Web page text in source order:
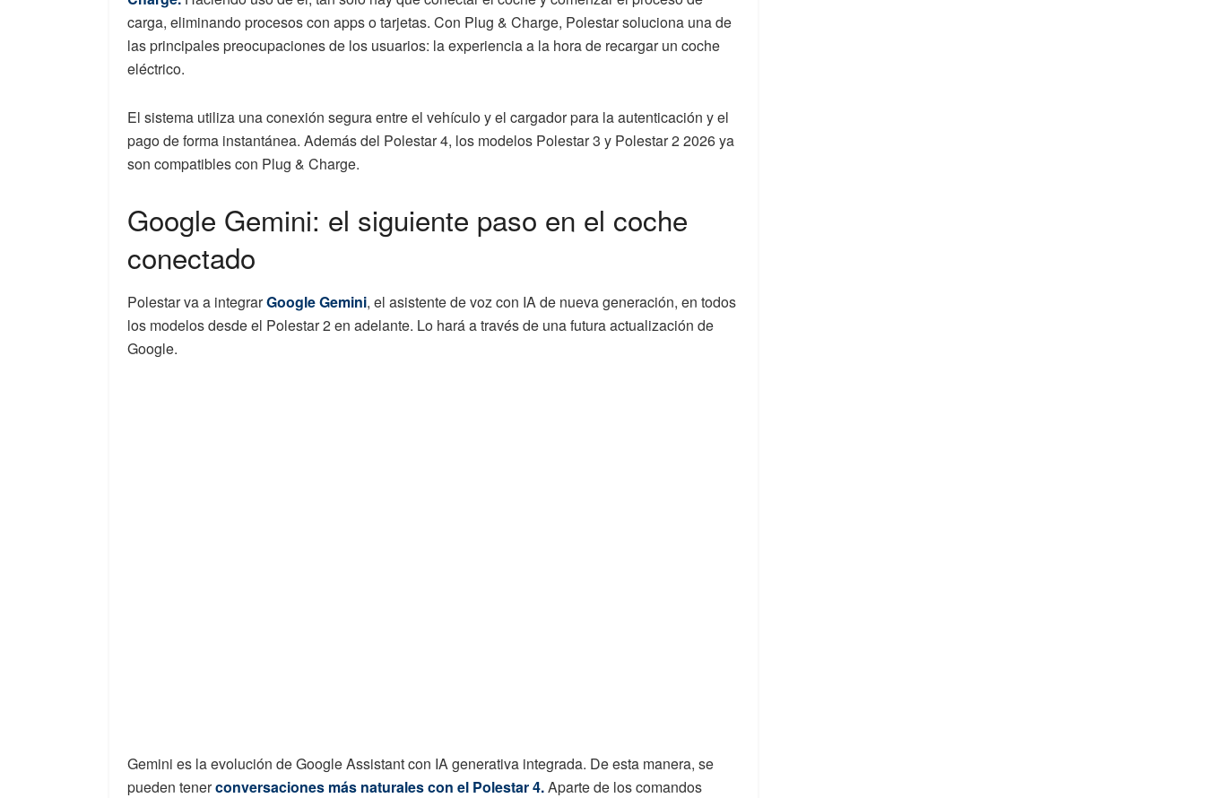
carga, eliminando procesos con apps o tarjetas. Con Plug & Charge, Polestar soluciona una de
las principales preocupaciones de los usuarios: la experiencia a la hora de recargar un coche
eléctrico.
El sistema utiliza una conexión segura entre el vehículo y el cargador para la autenticación y el
pago de forma instantánea. Además del Polestar 4, los modelos Polestar 3 y Polestar 2 2026 ya
son compatibles con Plug & Charge.
Google Gemini: el siguiente paso en el coche
conectado
Polestar va a integrarGoogle Gemini, el asistente de voz con IA de nueva generación, en todos
los modelos desde el Polestar 2 en adelante. Lo hará a través de una futura actualización de
Google.
Gemini es la evolución de Google Assistant con IA generativa integrada. De esta manera, se
pueden tenerconversaciones más naturales con el Polestar 4.Aparte de los comandos